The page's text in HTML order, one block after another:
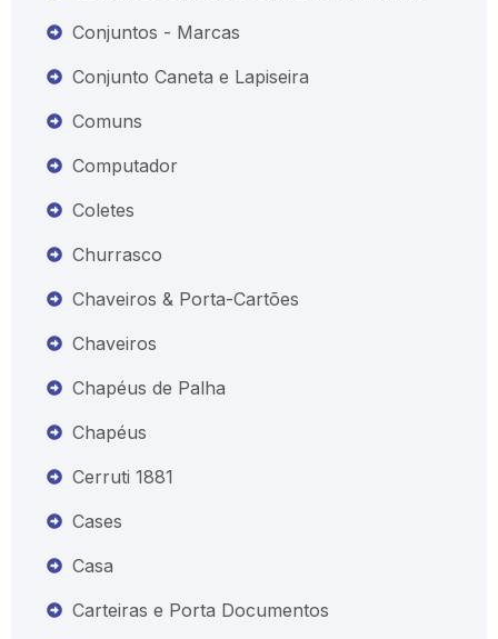
Conjuntos - Marcas
Conjunto Caneta e Lapiseira
Comuns
Computador
Coletes
Churrasco
Chaveiros & Porta-Cartões
Chaveiros
Chapéus de Palha
Chapéus
Cerruti 1881
Cases
Casa
Carteiras e Porta Documentos